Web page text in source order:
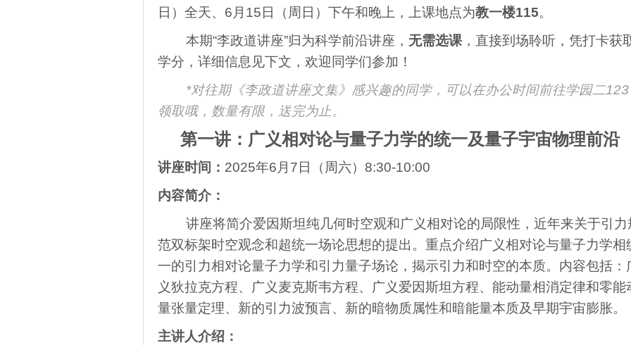
日）全天、6月15日（周日）下午和晚上，上课地点为教一楼115。
本期“李政道讲座”归为科学前沿讲座， 无需选课，直接到场聆听，凭打卡获
学分，详细信息见下文，欢迎同学们参加！
*对往期《李政道讲座文集》感兴趣的同学，可以在办公时间前往学园二123
领取哦，数量有限，送完为止。
第一讲：广义相对论与量子力学的统一及量子宇宙物理前沿
讲座时间： 2025年6月7日（周六）8:30-10:00
内容简介：
讲座将简介爱因斯坦纯几何时空观和广义相对论的局限性，近年来关于引力
范双标架时空观念和超统一场论思想的提出。重点介绍广义相对论与量子力学相
一的引力相对论量子力学和引力量子场论，揭示引力和时空的本质。内容包括：
义狄拉克方程、广义麦克斯韦方程、广义爱因斯坦方程、能动量相消定律和零能
量张量定理、新的引力波预言、新的暗物质属性和暗能量本质及早期宇宙膨胀。
主讲人介绍：